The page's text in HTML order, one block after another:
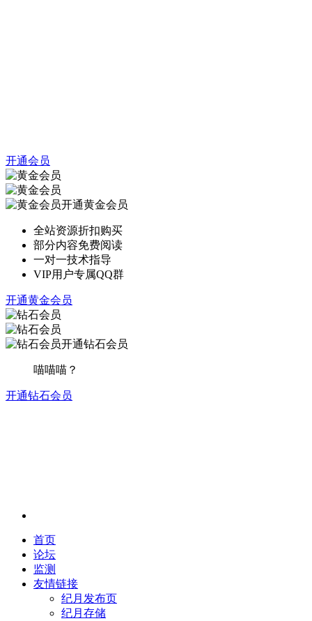
开通会员
开通黄金会员
全站资源折扣购买
部分内容免费阅读
一对一技术指导
VIP用户专属QQ群
开通黄金会员
开通钻石会员
喵喵喵？
开通钻石会员
首页
论坛
监测
友情链接
纪月发布页
纪月存储